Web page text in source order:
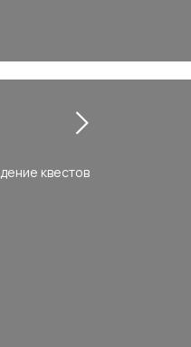
квестов